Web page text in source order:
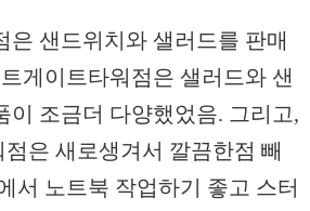
은 샌드위치와 샐러드를 판매
게이트타워점은 샐러드와 샌
이 조금더 다양했었음. 그리고,
은 새로생겨서 깔끔한점 빼
서 노트북 작업하기 좋고 스터